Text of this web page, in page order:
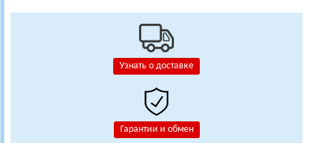
Узнать о доставке
Гарантии и обмен